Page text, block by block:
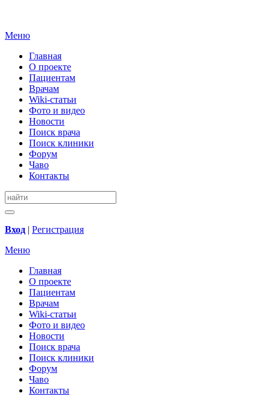
Меню
Главная
О проекте
Пациентам
Врачам
Wiki-статьи
Фото и видео
Новости
Поиск врача
Поиск клиники
Форум
Чаво
Контакты
Вход | Регистрация
Меню
Главная
О проекте
Пациентам
Врачам
Wiki-статьи
Фото и видео
Новости
Поиск врача
Поиск клиники
Форум
Чаво
Контакты